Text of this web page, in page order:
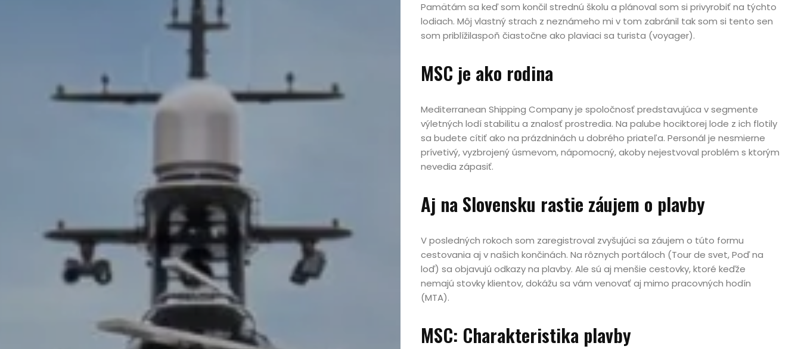
Pamätám sa keď som končil strednú školu a plánoval som si privyrobiť na týchto
lodiach. Môj vlastný strach z neznámeho mi v tom zabránil tak som si tento sen
som priblížilaspoň čiastočne ako plaviaci sa turista (voyager).
MSC je ako rodina
Mediterranean Shipping Company je spoločnosť predstavujúca v segmente
výletných lodí stabilitu a znalosť prostredia. Na palube hociktorej lode z ich flotily
sa budete cítiť ako na prázdninách u dobrého priateľa. Personál je nesmierne
prívetivý, vyzbrojený úsmevom, nápomocný, akoby nejestvoval problém s ktorým
nevedia zápasiť.
Aj na Slovensku rastie záujem o plavby
V posledných rokoch som zaregistroval zvyšujúci sa záujem o túto formu
cestovania aj v našich končinách. Na rôznych portáloch (Tour de svet, Poď na
loď) sa objavujú odkazy na plavby. Ale sú aj menšie cestovky, ktoré keďže
nemajú stovky klientov, dokážu sa vám venovať aj mimo pracovných hodín
(MTA).
MSC: Charakteristika plavby